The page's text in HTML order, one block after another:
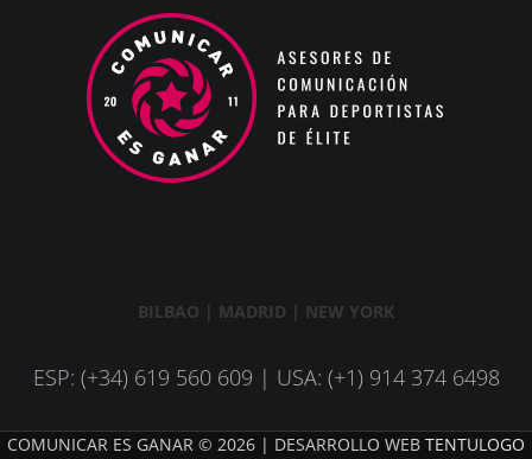
BILBAO | MADRID | NEW YORK
ESP: (+34) 619 560 609 | USA: (+1) 914 374 6498
COMUNICAR ES GANAR © 2026 | DESARROLLO WEB TENTULOGO